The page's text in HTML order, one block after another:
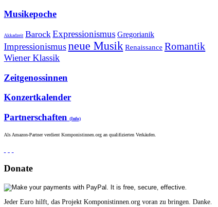
Musikepoche
Akkadzeit Barock Expressionismus Gregorianik
Impressionismusneue Musik Renaissance Romantik
Wiener Klassik
Zeitgenossinnen
Konzertkalender
Partnerschaften (Info)
Als Amazon-Partner verdient Komponistinnen.org an qualifizierten Verkäufen.
Donate
Jeder Euro hilft, das Projekt Komponistinnen.org voran zu bringen. Danke.